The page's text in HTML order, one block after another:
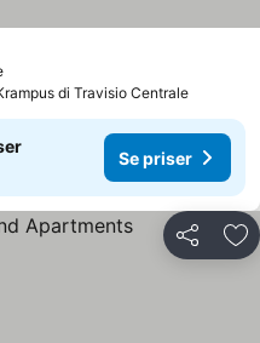
Se priser
di Travisio Centrale
Se priser
Dela